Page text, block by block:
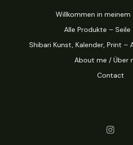
Willkommen in
Alle Produkte –
Shibari Kunst, Kalender, Print
About me / Über
Contact